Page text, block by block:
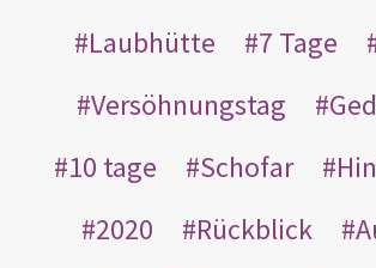
Laubhütte
7 Tage
Versöhnungstag
10 tage
Schofar
2020
Rückblick